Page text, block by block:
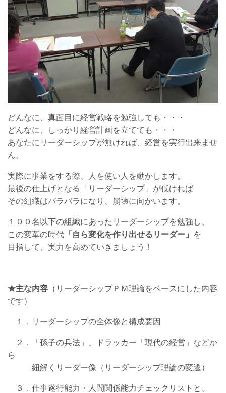
どんなに、真面目に経営戦略を勉強しても・・・
どんなに、しっかり経営計画を立てても・・・
あなたにリーダーシップが無ければ、経営を実行出来ませ
ん。
実際に事業をする際、人を使い人を動かします。
最後の仕上げとなる「リーダーシップ」が低ければ
その組織はバラバラになり、崩壊に向かいます。
１００名以下の組織にあったリーダーシップを勉強し、
この変革の時代 「自ら変化を作り出せるリーダー」
を
目指して、実力を高めていきましょう！
★主な内容 （リーダーシップＰＭ理論をベースにした内容
です）
１．リーダーシップの全体像と構成要因
２．「孫子の兵法」、ドラッカー「現代の経営」などか
ら
紐解くリーダー像（リーダーシップ理論の変遷）
３．仕事遂行能力・人間関係能力チェックリストと、